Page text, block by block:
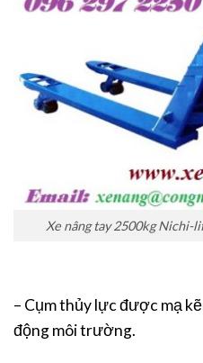
Xe nâng tay 2500kg Nichi-
– Cụm thủy lực được mạ
động môi trường.